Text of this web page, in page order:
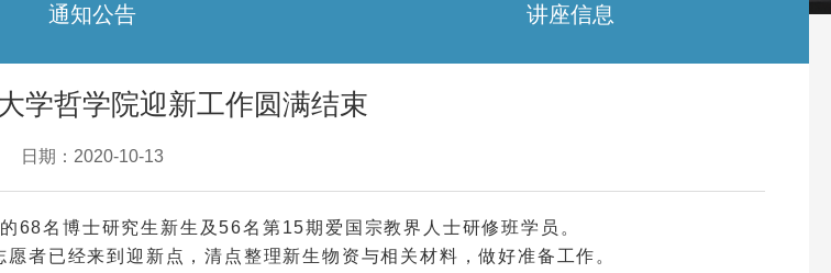
通知公告 讲座信息
学哲学院迎新工作圆满结束
日期：2020-10-13
名博士研究生新生及56名第15期爱国宗教界人士研修班学员。
者已经来到迎新点，清点整理新生物资与相关材料，做好准备工作。